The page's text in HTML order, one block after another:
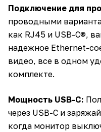
Подключение для
проводными
как RJ45 и USB-C®,
надежное Ethernet-
видео, все в одном
комплекте.
Мощность USB-C:
через USB-C и
когда монитор